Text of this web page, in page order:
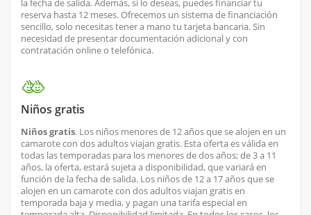
la fecha de salida. Además, si lo deseas, puedes financiar tu
reserva hasta 12 meses. Ofrecemos un sistema de financiación
sencillo, solo necesitas tener a mano tu tarjeta bancaria. Sin
necesidad de presentar documentación adicional y con
contratación online o telefónica.
Niños gratis
Niños gratis. Los niños menores de 12 años que se alojen en un
camarote con dos adultos viajan gratis. Esta oferta es válida en
todas las temporadas para los menores de dos años; de 3 a 11
años, la oferta, estará sujeta a disponibilidad, que variará en
función de la fecha de salida. Los niños de 12 a 17 años que se
alojen en un camarote con dos adultos viajan gratis en
temporada baja y media, y pagan una tarifa especial en